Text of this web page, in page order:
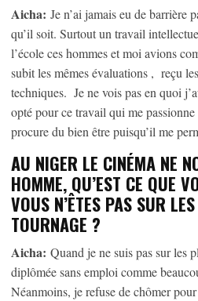
Aicha: Je n’ai jamais eu de barrière
qu’il soit. Surtout un travail
l’école ces hommes et moi avions
subit les mêmes évaluations , reçu
techniques. Je ne vois pas en quoi
opté pour ce travail qui me
procure du bien être puisqu’il me
AU NIGER LE CINÉMA NE
HOMME, QU’EST CE QUE
VOUS N’ÊTES PAS SUR
TOURNAGE ?
Aicha: Quand je ne suis pas sur les
diplômée sans emploi comme
Néanmoins, je refuse de chômer